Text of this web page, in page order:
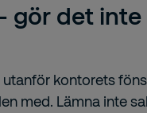
gör det inte
kontorets
med. Lämna inte